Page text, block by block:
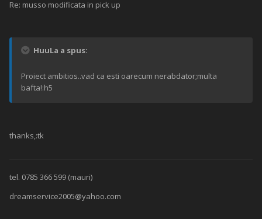
Re: musso modificata in pick up
HuuLa a spus:
Proiect ambitios..vad ca esti oarecum nerabdator;multa
bafta!:h5
thanks,:tk
tel. 0785 366 599 (mauri)
dreamservice2005@yahoo.com